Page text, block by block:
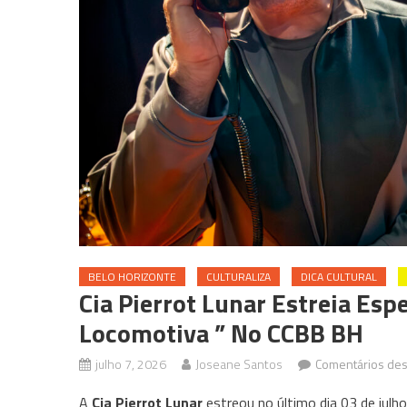
BELO HORIZONTE CULTURALIZA DICA CULTURAL
Cia Pierrot Lunar Estreia
Locomotiva ” No CCBB BH
julho 7, 2026 Joseane Santos Comentários
A Cia Pierrot Lunarestreou no último dia 03 de